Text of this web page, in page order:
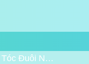
- 半袖双马尾 06